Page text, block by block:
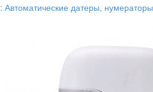
Автоматические датеры, нумераторы